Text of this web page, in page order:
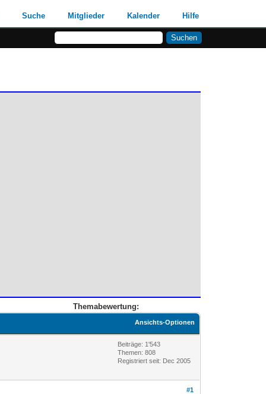
Suche Mitglieder Kalender Hilfe
Themabewertung:
Ansichts-Optionen
Beiträge: 1'543
Themen: 808
Registriert seit: Dec 2005
#1